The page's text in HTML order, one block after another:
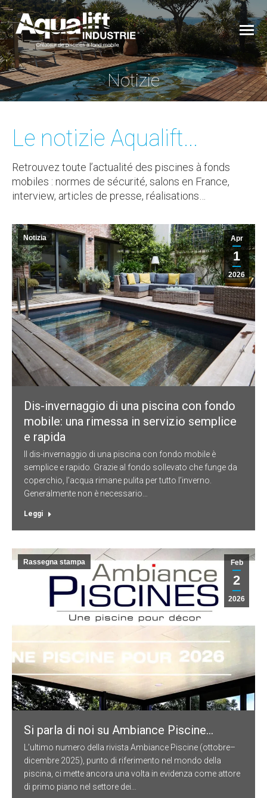
Notizie
You are here:
Le notizie Aqualift...
Retrouvez toute l’actualité des piscines à fonds
mobiles : normes de sécurité, salons en France,
interview, articles de presse, réalisations…
Apr
1
2026
Notizia
Dis-invernaggio di una piscina con fondo
mobile: una rimessa in servizio semplice
e rapida
Il dis-invernaggio di una piscina con fondo mobile è
semplice e rapido. Grazie al fondo sollevato che funge da
coperchio, l’acqua rimane pulita per tutto l’inverno.
Generalmente non è necessario…
Leggi
Feb
2
2026
Rassegna stampa
Si parla di noi su Ambiance Piscine…
L’ultimo numero della rivista Ambiance Piscine (ottobre–
dicembre 2025), punto di riferimento nel mondo della
piscina, ci mette ancora una volta in evidenza come attore
di primo piano nel settore dei…